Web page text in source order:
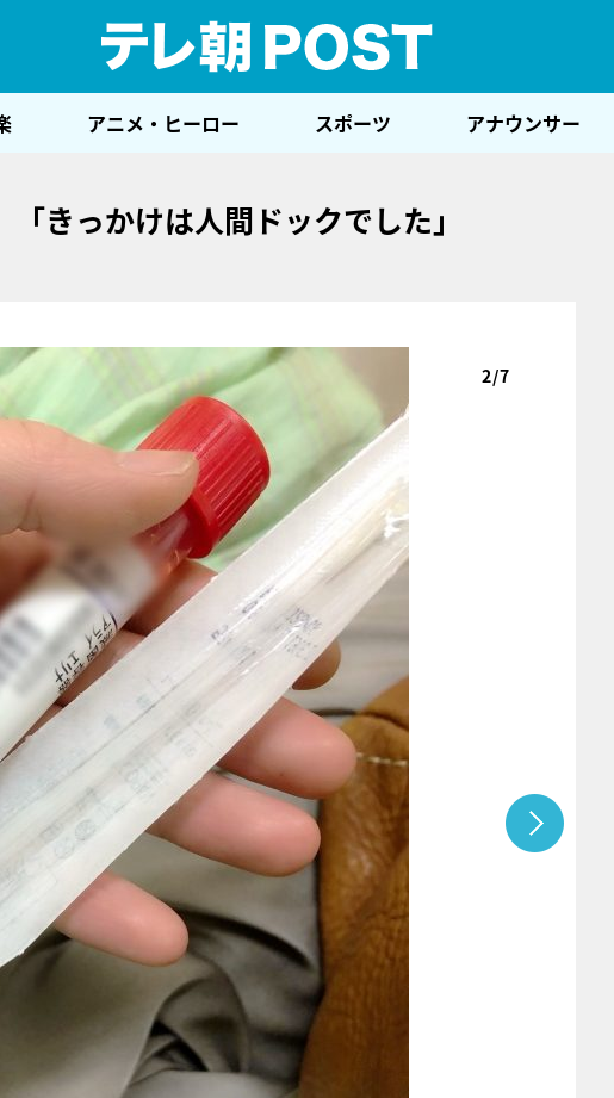
アニメ・ヒーロー スポーツ アナウンサー
きっかけは人間ドックでした」
2/7
『アイ＝ラブ！げーみんぐ』＝LOV
E齋藤樹愛羅＆佐々木舞香SPインタ
ビュー